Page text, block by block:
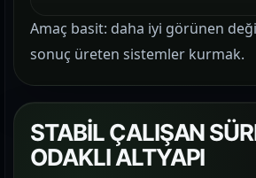
Amaç basit: daha iyi görünen
sonuç üreten sistemler kurmak.
STABİL ÇALIŞAN
ODAKLI ALTYAPI